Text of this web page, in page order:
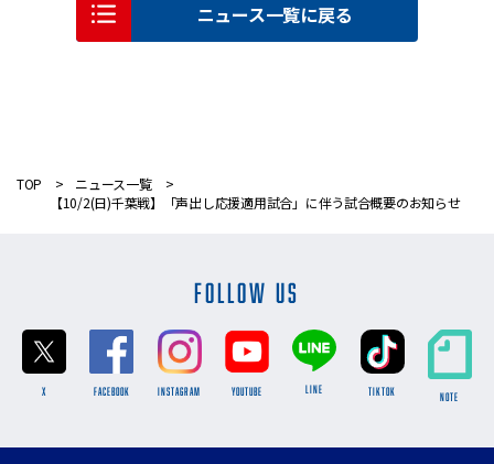
ニュース一覧に戻る
TOP
ニュース一覧
【10/2(日)千葉戦】「声出し応援適用試合」に伴う試合概要のお知らせ
FOLLOW US
X FACEBOOK INSTAGRAM YOUTUBE LINE TikTok NOTE